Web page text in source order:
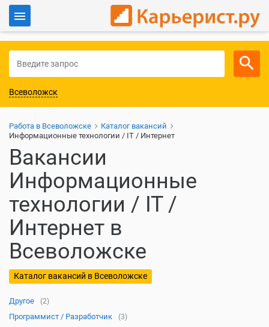
Для работодателей
Всеволожск
Работа в Всеволожске
Каталог вакансий
Информационные технологии / IT / Интернет
Вакансии
Информационные
технологии / IT /
Интернет в
Всеволожске
Каталог вакансий в Всеволожске
Другое (2)
Программист / Разработчик (3)